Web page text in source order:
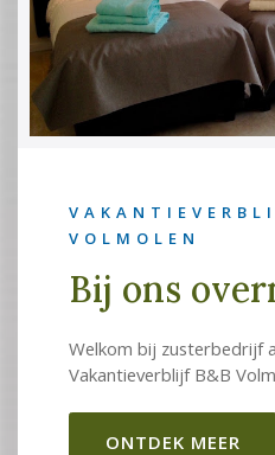
VOLMOLEN
Bij ons
Welkom bij zusterbedrijf
Vakantieverblijf B&B
ONTDEK MEER